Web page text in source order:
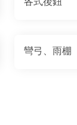
彎弓、雨棚